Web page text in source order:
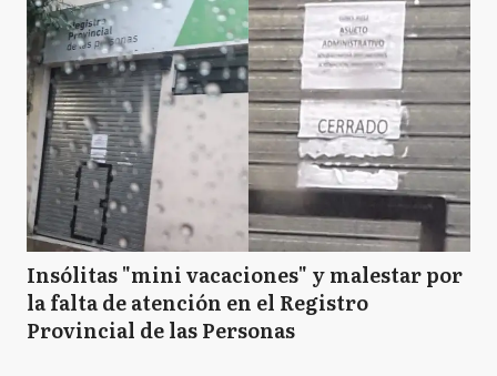
Insólitas "mini vacaciones" y malestar por
la falta de atención en el Registro
Provincial de las Personas